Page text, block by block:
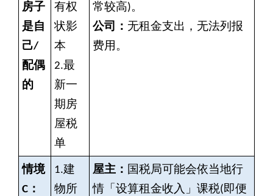
房子
是自
己/
配偶
的
有权
状影
本
2.最
新一
期房
屋税
单
常较高)。
公司： 无租金支出，无法列报
费用。
情境
C：
1.建
物所
屋主： 国税局可能会依当地行
情「设算租金收入」课税(即便